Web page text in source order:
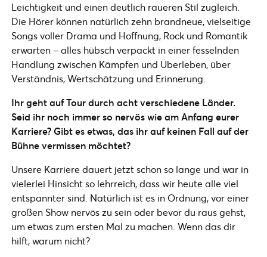
Leichtigkeit und einen deutlich raueren Stil zugleich.
Die Hörer können natürlich zehn brandneue, vielseitige
Songs voller Drama und Hoffnung, Rock und Romantik
erwarten – alles hübsch verpackt in einer fesselnden
Handlung zwischen Kämpfen und Überleben, über
Verständnis, Wertschätzung und Erinnerung.
Ihr geht auf Tour durch acht verschiedene Länder.
Seid ihr noch immer so nervös wie am Anfang eurer
Karriere? Gibt es etwas, das ihr auf keinen Fall auf der
Bühne vermissen möchtet?
Unsere Karriere dauert jetzt schon so lange und war in
vielerlei Hinsicht so lehrreich, dass wir heute alle viel
entspannter sind. Natürlich ist es in Ordnung, vor einer
großen Show nervös zu sein oder bevor du raus gehst,
um etwas zum ersten Mal zu machen. Wenn das dir
hilft, warum nicht?